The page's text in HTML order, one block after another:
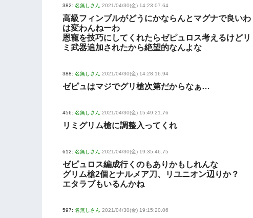
382: 名無しさん 2021/04/30(金) 14:23:07.64
高級フィンブルがどうにかならんとマグナで良いわ
は変わんねーわ
恩寵を技巧にしてくれたらゼピュロス考えるけどリ
ミ武器追加されたから絶望的なんよな
388: 名無しさん 2021/04/30(金) 14:28:16.94
ゼピュはマジでグリ槍次第だからなぁ…
456: 名無しさん 2021/04/30(金) 15:49:21.76
リミグリム槍に調整入ってくれ
612: 名無しさん 2021/04/30(金) 19:35:46.75
ゼピュロス編成行くのもありかもしれんな
グリム槍2個とナルメア刀、リユニオン辺りか？
エタラブもいるんかね
597: 名無しさん 2021/04/30(金) 19:15:20.06